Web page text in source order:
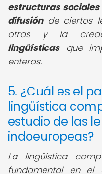
estructuras sociales
difusiónde ciertas
otras y la
lingüísticasque
enteras.
5. ¿Cuál es el
lingüística
estudio de las
indoeuropeas?
La lingüística
fundamental en el